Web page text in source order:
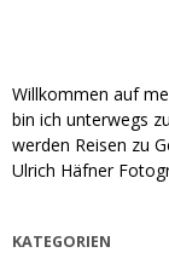
Willkommen auf
bin ich unterwegs
werden Reisen zu
Ulrich Häfner
KATEGORIEN